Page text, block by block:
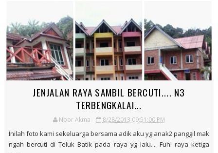
JENJALAN RAYA SAMBIL BERCUTI.... N3
TERBENGKALAI...
Noor Akma 8/28/2013 09:51:00 PM
Inilah foto kami sekeluarga bersama adik aku yg anak2 panggil mak
ngah bercuti di Teluk Batik pada raya yg lalu.... Fuh! raya ketiga